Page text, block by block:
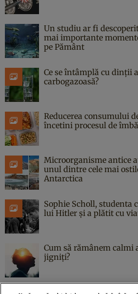
Un studiu ar fi
mai importante
pe Pământ
Ce se întâmplă cu dinții
carbogazoasă?
Reducerea consumului
încetini procesul de
Microorganisme antice
unul dintre cele mai
Antarctica
Sophie Scholl, studenta
lui Hitler și a plătit cu
Cum să rămânem calmi
jigniți?